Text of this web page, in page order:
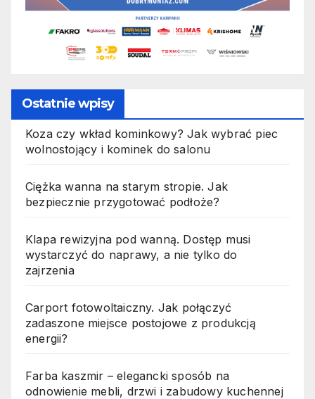
Ostatnie wpisy
Koza czy wkład kominkowy? Jak wybrać piec
wolnostojący i kominek do salonu
Ciężka wanna na starym stropie. Jak
bezpiecznie przygotować podłoże?
Klapa rewizyjna pod wanną. Dostęp musi
wystarczyć do naprawy, a nie tylko do
zajrzenia
Carport fotowoltaiczny. Jak połączyć
zadaszone miejsce postojowe z produkcją
energii?
Farba kaszmir – elegancki sposób na
odnowienie mebli, drzwi i zabudowy kuchennej